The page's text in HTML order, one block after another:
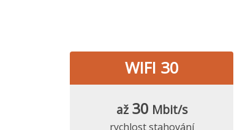
WIFI 30
až 30 Mbit/s
rychlost stahování